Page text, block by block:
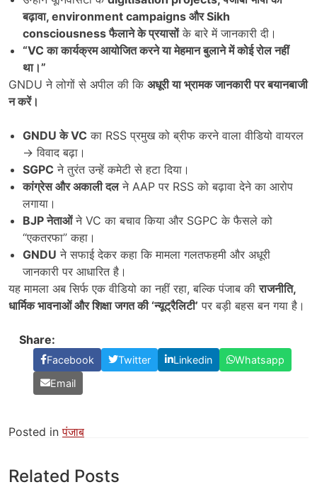
बढ़ावा, environment campaigns औरSikh
consciousnessफैलाने के प्रयासोंके बारे में जानकारी दी।
“VCका कार्यक्रम आयोजित करने या मेहमान बुलाने में कोई रोल नहीं
था।”
GNDU ने लोगों से अपील की कि अधूरी या भ्रामक जानकारी पर बयानबाजी
न करें।
GNDUकेVC का RSS प्रमुख को ब्रीफ करने वाला वीडियो वायरल
→ विवाद बढ़ा।
SGPC ने तुरंत उन्हें कमेटी से हटा दिया।
कांग्रेस और अकाली दलने AAP पर RSS को बढ़ावा देने का आरोप
लगाया।
BJPनेताओंने VC का बचाव किया और SGPC के फैसले को
“एकतरफा” कहा।
GNDU ने सफाई देकर कहा कि मामला गलतफहमी और अधूरी
जानकारी पर आधारित है।
यह मामला अब सिर्फ एक वीडियो का नहीं रहा, बल्कि पंजाब कीराजनीति,
धार्मिक भावनाओं और शिक्षा जगत की ‘न्यूट्रैलिटी’ पर बड़ी बहस बन गया है।
Share:
Facebook Twitter Linkedin
Whatsapp
Email
Posted inपंजाब
Related Posts